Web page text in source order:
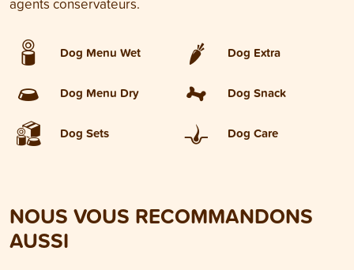
Dog Menu Wet
Dog Menu Dry
Dog Sets
Dog Extra
Dog Snack
Dog Care
NOUS VOUS RECOMMANDONS
AUSSI